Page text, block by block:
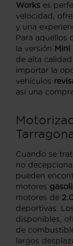
Works es
velocidad,
y una
Para aquellos
la versión Mini
de alta
importar la
vehículos
así una
Cuando se
no
pueden
motores
motores de
deportivas.
disponibles,
de
largos